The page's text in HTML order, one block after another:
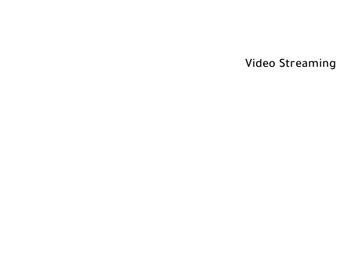
Video Streaming